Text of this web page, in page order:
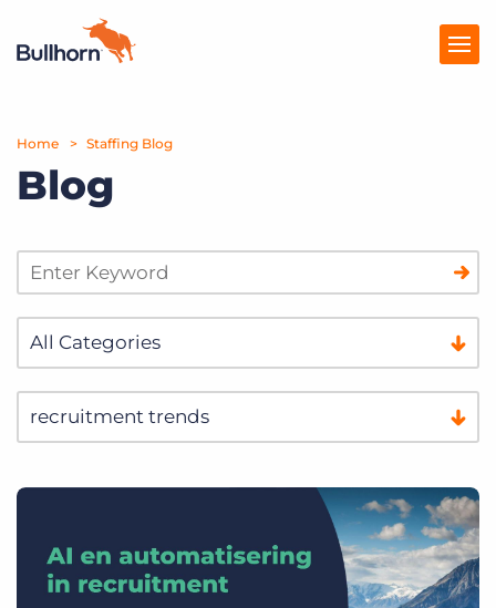
Producten
Prijzen
Marketplace
Over Ons
Inloggen
Home Staffing Blog
Blog